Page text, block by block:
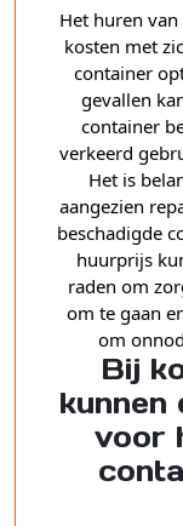
Het huren
kosten met
container
gevallen
container
verkeerd
Het is
aangezien
beschadigde
huurprijs
raden om
om te gaan
om
Bij
kunnen
voor